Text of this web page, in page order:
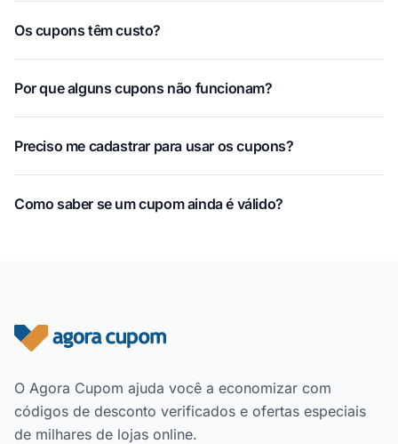
Os cupons têm custo?
Por que alguns cupons não funcionam?
Preciso me cadastrar para usar os cupons?
Como saber se um cupom ainda é válido?
Rodapé do site
O Agora Cupom ajuda você a economizar com
códigos de desconto verificados e ofertas especiais
de milhares de lojas online.